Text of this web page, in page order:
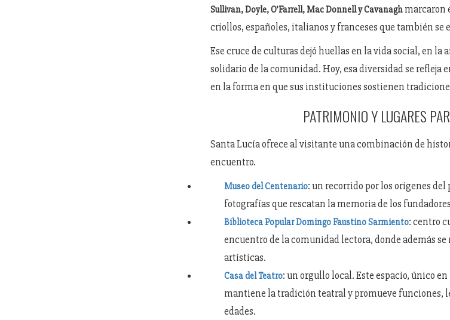
Sullivan, Doyle, O’Farrell, Mac Donnell y Cavanagh marcaron
criollos, españoles, italianos y franceses que también se
Ese cruce de culturas dejó huellas en la vida social, en
solidario de la comunidad. Hoy, esa diversidad se
en la forma en que sus instituciones sostienen
PATRIMONIO Y LUGARES
Santa Lucía ofrece al visitante una combinación de
encuentro.
Museo del Centenario: un recorrido por los orígenes del
fotografías que rescatan la memoria de los
Biblioteca Popular Domingo Faustino Sarmiento: centro
encuentro de la comunidad lectora, donde además
artísticas.
Casa del Teatro: un orgullo local. Este espacio, único
mantiene la tradición teatral y promueve funciones,
edades.